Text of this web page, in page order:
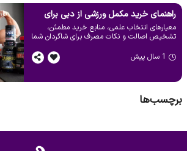
راهنمای خرید مکمل ورزشی از دبی برای
مربیان بدنسازی و باشگاه ها
معیارهای انتخاب علمی، منابع خرید مطمئن،
تشخیص اصالت و نکات مصرف برای شاگردان شما
1 سال پیش
برچسب‌ها